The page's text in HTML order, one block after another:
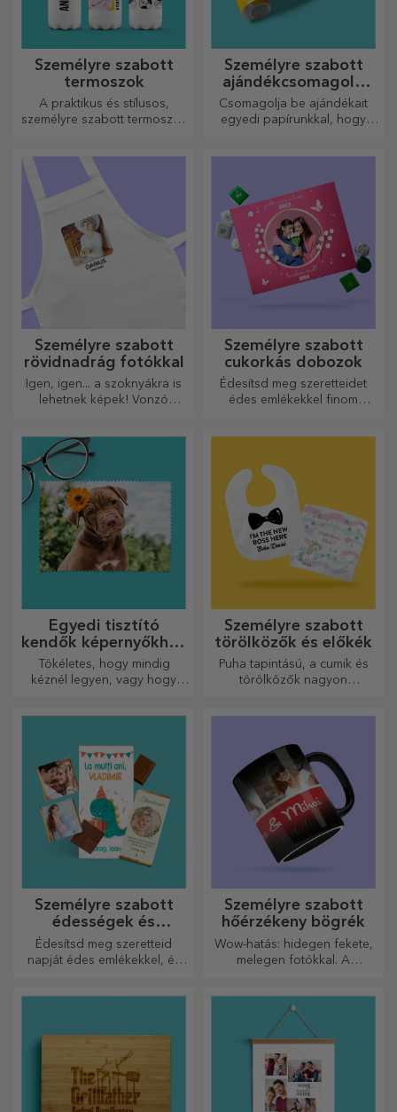
Személyre szabott
termoszok
A praktikus és stílusos,
személyre szabott termoszok
és melegen télen.
Személyre szabott
ajándékcsomagoló
papír
Csomagolja be ajándékait
egyedi papírunkkal, hogy
Személyre szabott
rövidnadrág fotókkal
Igen, igen... a szoknyákra is
lehetnek képek! Vonzó
Személyre szabott
cukorkás dobozok
Édesítsd meg szeretteidet
édes emlékekkel finom
Egyedi tisztító
kendők képernyőkhöz
és szemüvegekhez
Tökéletes, hogy mindig
kéznél legyen, vagy hogy
Személyre szabott
törölközők és előkék
Puha tapintású, a cumik és
törölközők nagyon
Személyre szabott
édességek és
cukorkák
Édesítsd meg szeretteid
napját édes emlékekkel, és
ajándékot!
Személyre szabott
hőérzékeny bögrék
Wow-hatás: hidegen fekete,
melegen fotókkal. A